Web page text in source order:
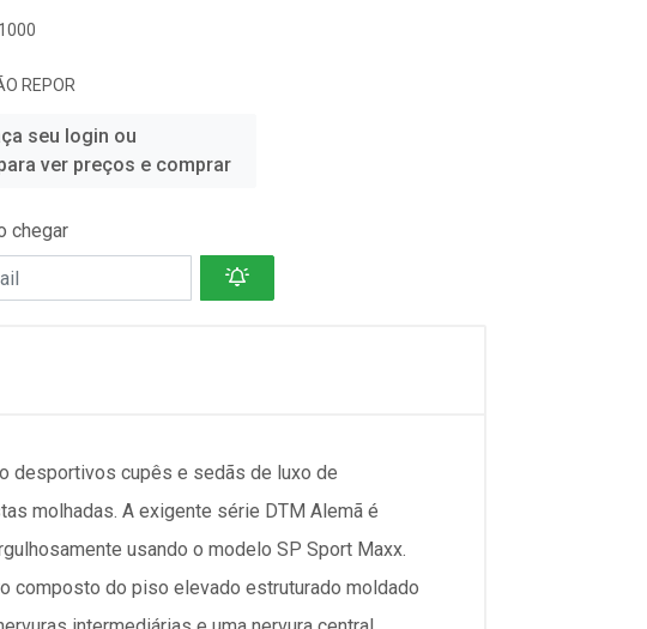
REPOR
seu login ou
ver preços e comprar
chegar
desportivos cupês e sedãs de luxo de
molhadas. A exigente série DTM Alemã é
usando o modelo SP Sport Maxx.
composto do piso elevado estruturado moldado